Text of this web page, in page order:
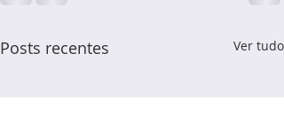
Posts recentes Ver tudo